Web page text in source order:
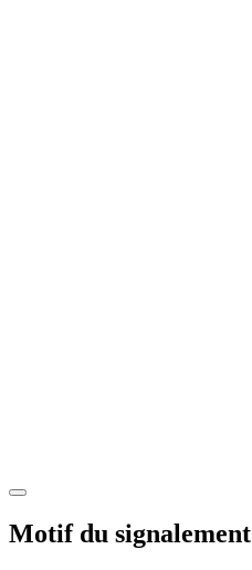
Motif du signalement